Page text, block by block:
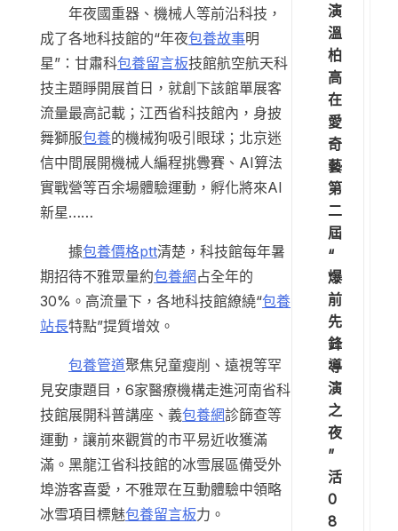
年夜國重器、機械人等前沿科技，
成了各地科技館的“年夜包養故事明
星”：甘肅科包養留言板技館航空航天科
技主題睜開展首日，就創下該館單展客
流量最高記載；江西省科技館內，身披
舞獅服包養的機械狗吸引眼球；北京迷
信中間展開機械人編程挑釁賽、AI算法
實戰營等百余場體驗運動，孵化將來AI
新星……
據包養價格ptt清楚，科技館每年暑
期招待不雅眾量約包養網 占全年的
30%。高流量下，各地科技館繚繞“包養
站長特點”提質增效。
包養管道聚焦兒童瘦削、遠視等罕
見安康題目，6家醫療機構走進河南省科
技館展開科普講座、義包養網診篩查等
運動，讓前來觀賞的市平易近收獲滿
滿。黑龍江省科技館的冰雪展區備受外
埠游客喜愛，不雅眾在互動體驗中領略
冰雪項目標魅包養留言板力。
演
溫
柏
高
在
愛
奇
藝
第
二
屆
“
爆
前
先
鋒
導
演
之
夜
”
活
0
8